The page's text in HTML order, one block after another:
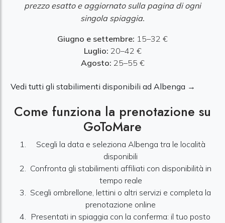
prezzo esatto e aggiornato sulla pagina di ogni
singola spiaggia.
Giugno e settembre: 15–32 €
Luglio: 20–42 €
Agosto: 25–55 €
Vedi tutti gli stabilimenti disponibili ad Albenga →
Come funziona la prenotazione su
GoToMare
Scegli la data e seleziona Albenga tra le località
disponibili
Confronta gli stabilimenti affiliati con disponibilità in
tempo reale
Scegli ombrellone, lettini o altri servizi e completa la
prenotazione online
Presentati in spiaggia con la conferma: il tuo posto